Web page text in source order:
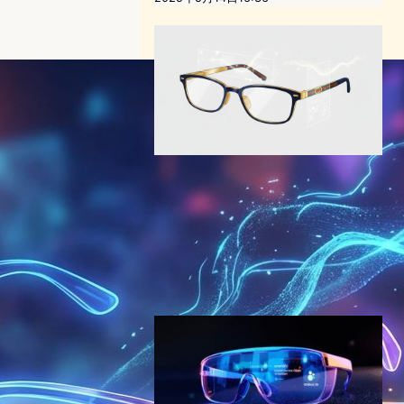
Gucci × Android XRグラス
│2027年、スマートグラスは
ファッションで決まるのかも
しれない。
VR/ARニュース｜ガジェットニュース
スマートグラス Android XR Google
2026年4月20日15:12